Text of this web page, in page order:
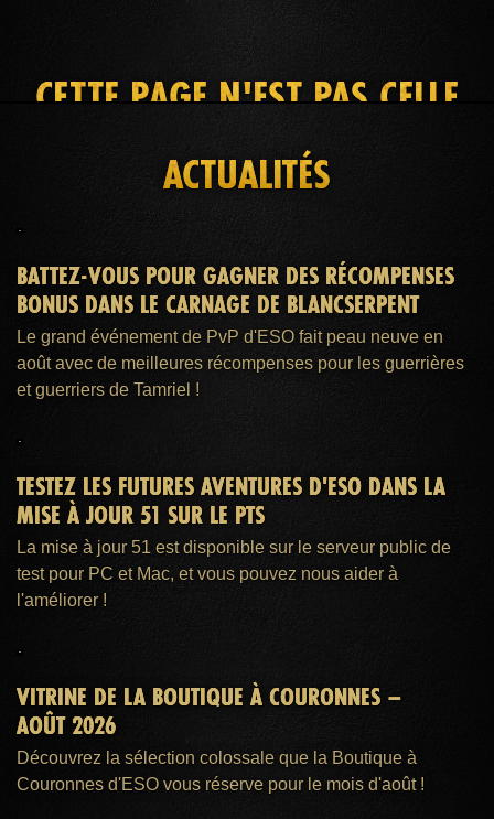
CETTE PAGE N'EST PAS CELLE
QUE VOUS RECHERCHEZ
ADHÉSION ESO PLUS™
ACTUALITÉS
BATTEZ-VOUS POUR GAGNER DES RÉCOMPENSES
BONUS DANS LE CARNAGE DE BLANCSERPENT
Le grand événement de PvP d'ESO fait peau neuve en
août avec de meilleures récompenses pour les guerrières
et guerriers de Tamriel !
TESTEZ LES FUTURES AVENTURES D'ESO DANS LA
MISE À JOUR 51 SUR LE PTS
La mise à jour 51 est disponible sur le serveur public de
test pour PC et Mac, et vous pouvez nous aider à
l'améliorer !
VITRINE DE LA BOUTIQUE À COURONNES –
AOÛT 2026
Découvrez la sélection colossale que la Boutique à
Couronnes d'ESO vous réserve pour le mois d'août !